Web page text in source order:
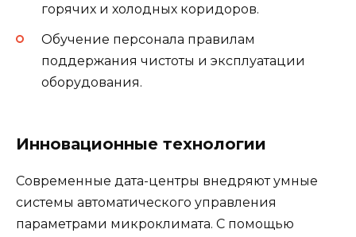
горячих и холодных коридоров.
Обучение персонала правилам
поддержания чистоты и эксплуатации
оборудования.
Инновационные технологии
Современные дата-центры внедряют умные
системы автоматического управления
параметрами микроклимата. С помощью